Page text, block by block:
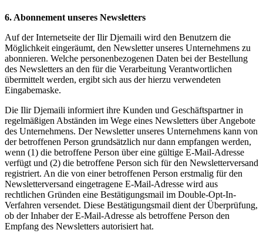
6. Abonnement unseres Newsletters
Auf der Internetseite der Ilir Djemaili wird den Benutzern die
Möglichkeit eingeräumt, den Newsletter unseres Unternehmens zu
abonnieren. Welche personenbezogenen Daten bei der Bestellung
des Newsletters an den für die Verarbeitung Verantwortlichen
übermittelt werden, ergibt sich aus der hierzu verwendeten
Eingabemaske.
Die Ilir Djemaili informiert ihre Kunden und Geschäftspartner in
regelmäßigen Abständen im Wege eines Newsletters über Angebote
des Unternehmens. Der Newsletter unseres Unternehmens kann von
der betroffenen Person grundsätzlich nur dann empfangen werden,
wenn (1) die betroffene Person über eine gültige E-Mail-Adresse
verfügt und (2) die betroffene Person sich für den Newsletterversand
registriert. An die von einer betroffenen Person erstmalig für den
Newsletterversand eingetragene E-Mail-Adresse wird aus
rechtlichen Gründen eine Bestätigungsmail im Double-Opt-In-
Verfahren versendet. Diese Bestätigungsmail dient der Überprüfung,
ob der Inhaber der E-Mail-Adresse als betroffene Person den
Empfang des Newsletters autorisiert hat.